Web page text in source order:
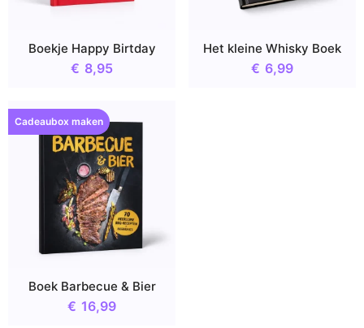
Boekje Happy Birtday
€ 8,95
Het kleine Whisky Boek
€ 6,99
Cadeaubox maken
Boek Barbecue & Bier
€ 16,99